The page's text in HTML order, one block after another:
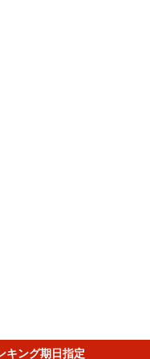
キング期日指定